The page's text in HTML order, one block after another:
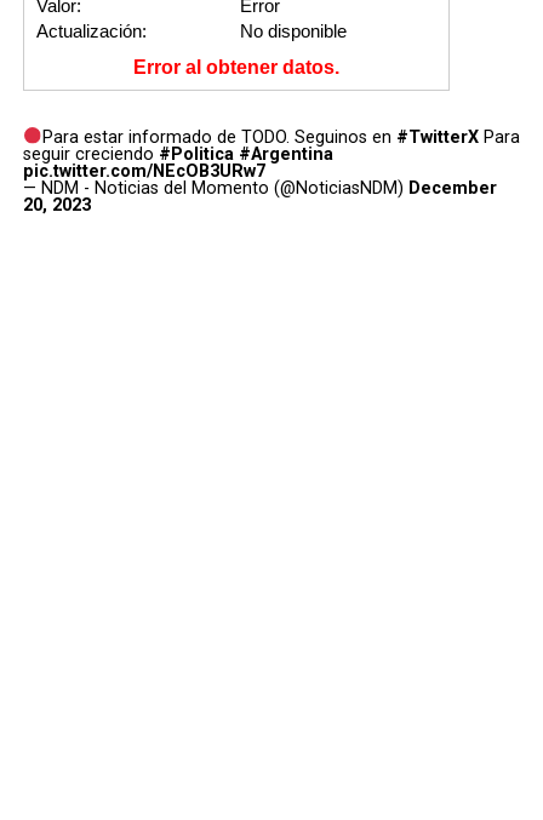
Valor:
Error
Actualización:
No disponible
Error al obtener datos.
Para estar informado de TODO. Seguinos en #TwitterX Para
seguir creciendo #Politica #Argentina
pic.twitter.com/NEcOB3URw7
— NDM - Noticias del Momento (@NoticiasNDM) December
20, 2023